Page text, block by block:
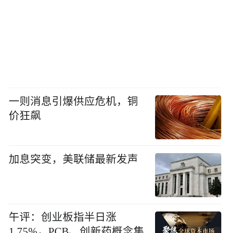
一则消息引爆供应危机，铜
价狂飙
加息突变，美联储最新发声
午评：创业板指半日涨